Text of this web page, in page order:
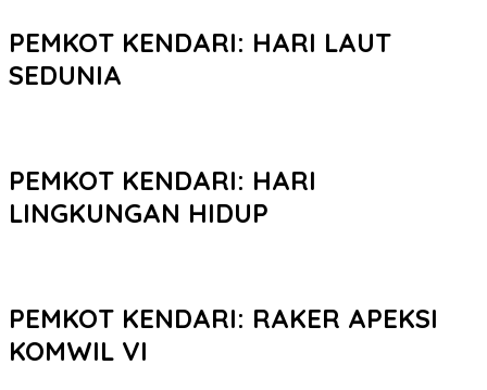
PEMKOT KENDARI: HARI LAUT
SEDUNIA
PEMKOT KENDARI: HARI
LINGKUNGAN HIDUP
PEMKOT KENDARI: RAKER APEKSI
KOMWIL VI